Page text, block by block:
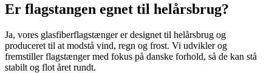
Er flagstangen egnet til helårsbrug?
Ja, vores glasfiberflagstænger er designet til helårsbrug og
produceret til at modstå vind, regn og frost. Vi udvikler og
fremstiller flagstænger med fokus på danske forhold, så de kan stå
stabilt og flot året rundt.